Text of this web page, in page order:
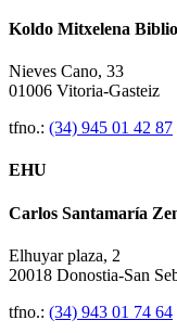
Koldo Mitxelena
Nieves Cano, 33
01006 Vitoria-Gasteiz
tfno.: (34) 945 01 42 87
EHU
Carlos Santamaría
Elhuyar plaza, 2
20018 Donostia-San
tfno.: (34) 943 01 74 64